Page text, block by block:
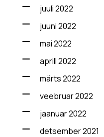
juuli 2022
juuni 2022
mai 2022
aprill 2022
märts 2022
veebruar 2022
jaanuar 2022
detsember 2021